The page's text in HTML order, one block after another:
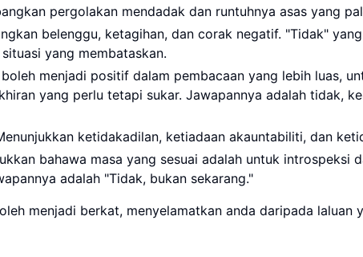
pergolakan mendadak dan runtuhnya asas yang
belenggu, ketagihan, dan corak negatif. "Tidak"
yang membataskan.
menjadi positif dalam pembacaan yang lebih luas,
yang perlu tetapi sukar. Jawapannya adalah tidak,
ketidakadilan, ketiadaan akauntabiliti, dan
bahawa masa yang sesuai adalah untuk introspeksi
adalah "Tidak, bukan sekarang."
menjadi berkat, menyelamatkan anda daripada laluan